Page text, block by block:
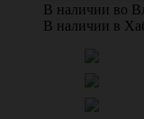
В наличии во
В наличии в